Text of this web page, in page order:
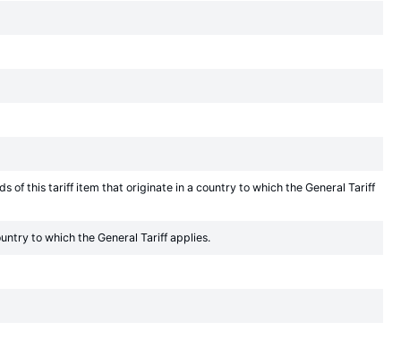
of this tariff item that originate in a country to which the General Tariff
to which the General Tariff applies.